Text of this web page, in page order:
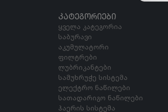
ᲙᲐᲢᲔᲒᲝᲠᲘᲔᲑᲘ
ყველა კატეგორია
საბურავი
აკუმულატორი
ფილტრები
ლუბრიკანტები
სამუხრუჭე სისტემა
ელექტრო ნაწილები
სათადარიგო ნაწილები
ჰაერის სისტემა